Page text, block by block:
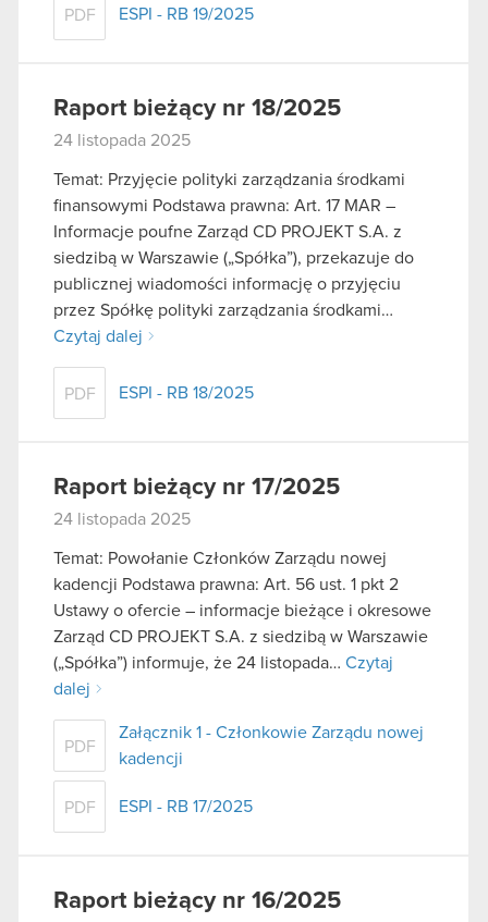
PDF ESPI - RB 19/2025
Raport bieżący nr 18/2025
24 listopada 2025
Temat: Przyjęcie polityki zarządzania środkami
finansowymi Podstawa prawna: Art. 17 MAR –
Informacje poufne Zarząd CD PROJEKT S.A. z
siedzibą w Warszawie („Spółka”), przekazuje do
publicznej wiadomości informację o przyjęciu
przez Spółkę polityki zarządzania środkami…
Czytaj dalej
PDF ESPI - RB 18/2025
Raport bieżący nr 17/2025
24 listopada 2025
Temat: Powołanie Członków Zarządu nowej
kadencji Podstawa prawna: Art. 56 ust. 1 pkt 2
Ustawy o ofercie – informacje bieżące i okresowe
Zarząd CD PROJEKT S.A. z siedzibą w Warszawie
(„Spółka”) informuje, że 24 listopada… Czytaj
dalej
PDF
Załącznik 1 - Członkowie Zarządu nowej
kadencji
PDF ESPI - RB 17/2025
Raport bieżący nr 16/2025